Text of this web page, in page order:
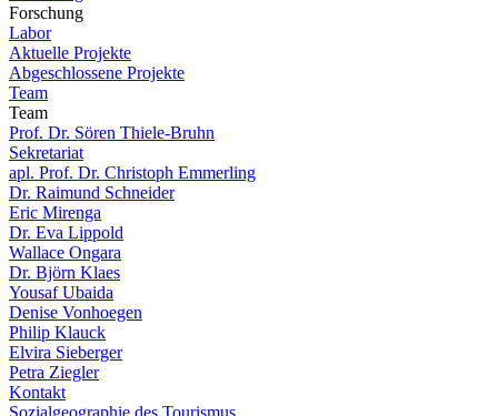
Forschung
Labor
Aktuelle Projekte
Abgeschlossene Projekte
Team
Team
Prof. Dr. Sören Thiele-Bruhn
Sekretariat
apl. Prof. Dr. Christoph Emmerling
Dr. Raimund Schneider
Eric Mirenga
Dr. Eva Lippold
Wallace Ongara
Dr. Björn Klaes
Yousaf Ubaida
Denise Vonhoegen
Philip Klauck
Elvira Sieberger
Petra Ziegler
Kontakt
Sozialgeographie des Tourismus